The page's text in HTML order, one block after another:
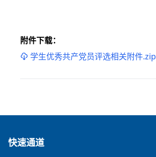
附件下载：
学生优秀共产党员评选相关附件.zip
快速通道